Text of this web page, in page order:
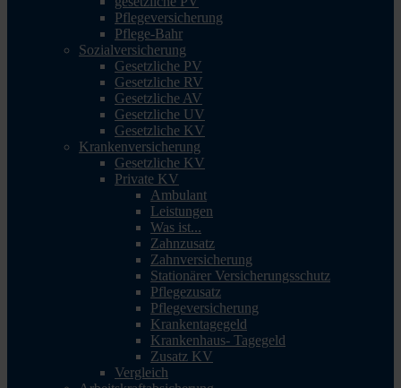
Pflegeversicherung
Pflege-Bahr
Sozialversicherung
Gesetzliche PV
Gesetzliche RV
Gesetzliche AV
Gesetzliche UV
Gesetzliche KV
Krankenversicherung
Gesetzliche KV
Private KV
Ambulant
Leistungen
Was ist...
Zahnzusatz
Zahnversicherung
Stationärer Versicherungsschutz
Pflegezusatz
Pflegeversicherung
Krankentagegeld
Krankenhaus- Tagegeld
Zusatz KV
Vergleich